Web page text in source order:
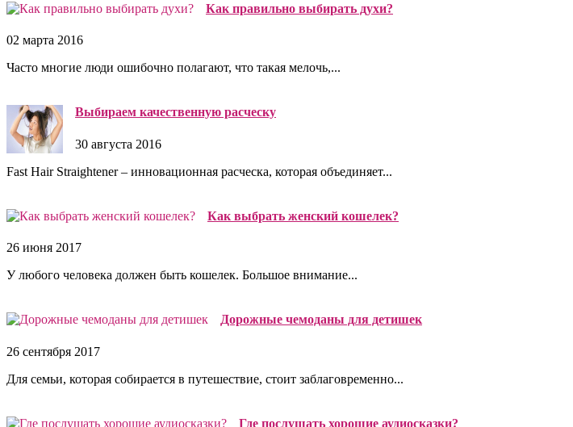
Как правильно выбирать духи?
02 марта 2016
Часто многие люди ошибочно полагают, что такая мелочь,...
Выбираем качественную расческу
30 августа 2016
Fast Hair Straightener – инновационная расческа, которая объединяет...
Как выбрать женский кошелек?
26 июня 2017
У любого человека должен быть кошелек. Большое внимание...
Дорожные чемоданы для детишек
26 сентября 2017
Для семьи, которая собирается в путешествие, стоит заблаговременно...
Где послушать хорошие аудиосказки?